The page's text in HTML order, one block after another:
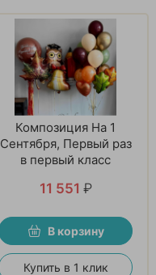
Композиция На 1
Сентября, Первый раз
в первый класс
11 551 ₽
В корзину
Купить в 1 клик